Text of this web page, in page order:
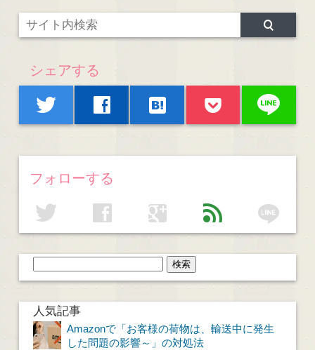
シェアする
twitter facebook hatenabookmark line
フォローする
twitter facebook google feed line
人気記事
Amazonで「お客様の荷物は、輸送中に発生
した問題の影響～」の対処法